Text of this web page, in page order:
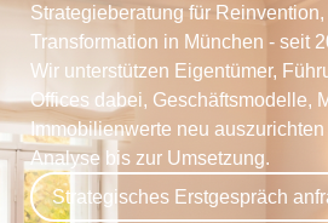
Strategieberatung für
Transformation in München - seit
Wir unterstützen Eigentümer,
Offices dabei, Geschäftsmodelle,
Immobilienwerte neu
Analyse bis zur Umsetzung.
Strategisches Erstgespräch